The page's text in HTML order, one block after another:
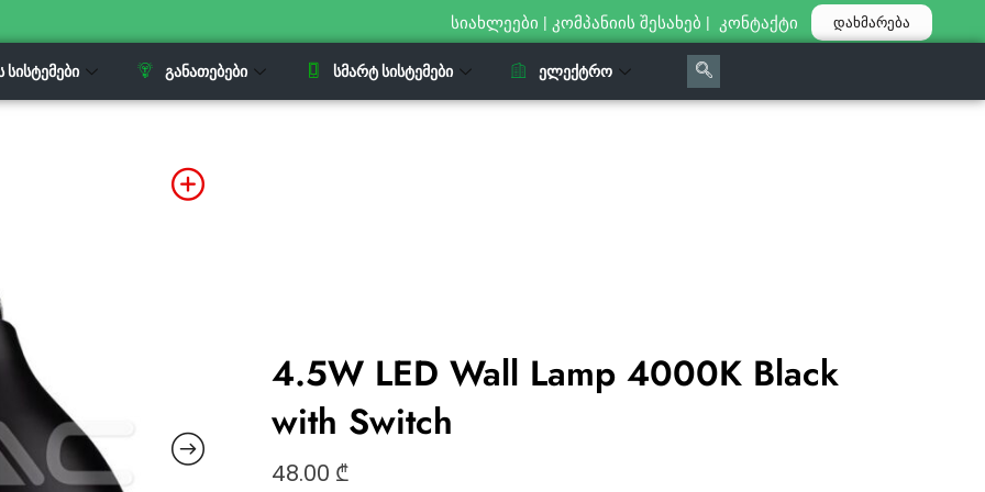
სიახლეები | კომპანიის შესახებ | კონტაქტი დახმარება
ᲡᲘᲡᲢᲔᲛᲔᲑᲘ ᲒᲐᲜᲐᲗᲔᲑᲔᲑᲘ ᲡᲛᲐᲠᲢ ᲡᲘᲡᲢᲔᲛᲔᲑᲘ ᲔᲚᲔᲥᲢᲠᲝ
4.5W LED Wall Lamp 4000K Black
with Switch
48.00 ₾